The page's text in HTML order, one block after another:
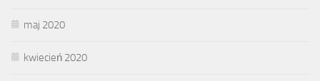
maj 2020
kwiecień 2020